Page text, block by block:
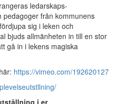
ledarskaps-
pedagoger från kommunens
sig i leken och
bjuds allmänheten in till en stor
gå in i lekens magiska
https://vimeo.com/192620127